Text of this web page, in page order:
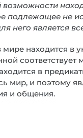
подлежащее не
него является
находится в
соответствует
в
мир, и поэтому
и общения.